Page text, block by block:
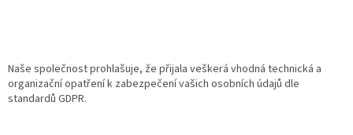
Naše společnost prohlašuje, že přijala veškerá vhodná technická a
organizační opatření k zabezpečení vašich osobních údajů dle
standardů GDPR.